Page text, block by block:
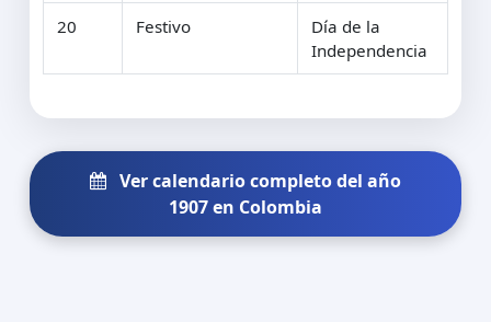
20 Festivo
Día de la
Independencia
Ver calendario completo del año
1907 en Colombia